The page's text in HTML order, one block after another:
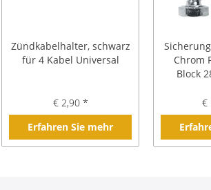
Zündkabelhalter, schwarz
für 4 Kabel Universal
€ 2,90 *
Erfahren Sie mehr
Chrom
Block
€